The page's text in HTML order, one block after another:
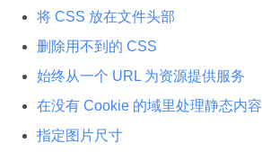
将 CSS 放在文件头部
删除用不到的 CSS
始终从一个 URL 为资源提供服务
在没有 Cookie 的域里处理静态内容
指定图片尺寸